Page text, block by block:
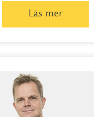
Läs mer